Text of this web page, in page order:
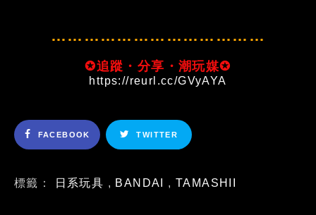
…………………………………
✪追蹤・分享・潮玩媒✪
https://reurl.cc/GVyAYA
FACEBOOK TWITTER
標籤： 日系玩具 , BANDAI ,TAMASHII